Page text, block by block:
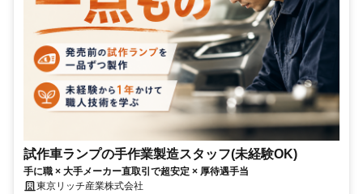
試作車ランプの手作業製造スタッフ(未経験OK)
手に職 × 大手メーカー直取引で超安定 × 厚待遇手当
東京リッチ産業株式会社